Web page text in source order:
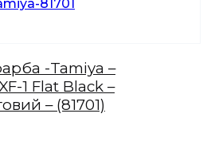
-Tamiya –
1 Flat Black –
– (81701)